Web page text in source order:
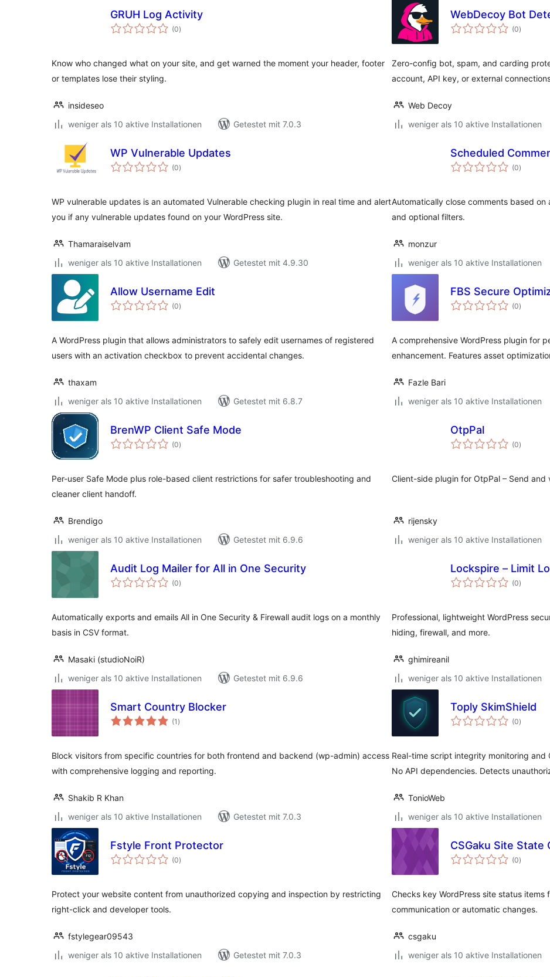
GRUH Log Activity
(0Bewertungen
insgesamt
)
Know who changed what on your site, and get warned the moment your header, footer
or templates lose their styling.
insideseo
weniger als 10 aktive Installationen
Getestet mit 7.0.3
WebDecoy Bot
(0insgesamt
)
Zero-config bot, spam, and carding
account, API key, or external
Web Decoy
weniger als 10 aktive Installationen
WP Vulnerable Updates
(0Bewertungen
insgesamt
)
WP vulnerable updates is an automated Vulnerable checking plugin in real time and alert
you if any vulnerable updates found on your WordPress site.
Thamaraiselvam
weniger als 10 aktive Installationen
Getestet mit 4.9.30
Scheduled
(0insgesamt
)
Automatically close comments based
and optional filters.
monzur
weniger als 10 aktive Installationen
Allow Username Edit
(0Bewertungen
insgesamt
)
A WordPress plugin that allows administrators to safely edit usernames of registered
users with an activation checkbox to prevent accidental changes.
thaxam
weniger als 10 aktive Installationen
Getestet mit 6.8.7
FBS Secure
(0insgesamt
)
A comprehensive WordPress plugin for
enhancement. Features asset
Fazle Bari
weniger als 10 aktive Installationen
BrenWP Client Safe Mode
(0Bewertungen
insgesamt
)
Per-user Safe Mode plus role-based client restrictions for safer troubleshooting and
cleaner client handoff.
Brendigo
weniger als 10 aktive Installationen
Getestet mit 6.9.6
OtpPal
(0insgesamt
)
Client-side plugin for OtpPal – Send and
rijensky
weniger als 10 aktive Installationen
Audit Log Mailer for All in One Security
(0Bewertungen
insgesamt
)
Automatically exports and emails All in One Security & Firewall audit logs on a monthly
basis in CSV format.
Masaki (studioNoiR)
weniger als 10 aktive Installationen
Getestet mit 6.9.6
Lockspire – Limit
(0insgesamt
)
Professional, lightweight WordPress
hiding, firewall, and more.
ghimireanil
weniger als 10 aktive Installationen
Smart Country Blocker
(1 Bewertungen
insgesamt
)
Block visitors from specific countries for both frontend and backend (wp-admin) access
with comprehensive logging and reporting.
Shakib R Khan
weniger als 10 aktive Installationen
Getestet mit 7.0.3
Toply SkimShield
(0insgesamt
)
Real-time script integrity monitoring and
No API dependencies. Detects
TonioWeb
weniger als 10 aktive Installationen
Fstyle Front Protector
(0Bewertungen
insgesamt
)
Protect your website content from unauthorized copying and inspection by restricting
right-click and developer tools.
fstylegear09543
weniger als 10 aktive Installationen
Getestet mit 7.0.3
CSGaku Site State
(0insgesamt
)
Checks key WordPress site status
communication or automatic changes.
csgaku
weniger als 10 aktive Installationen